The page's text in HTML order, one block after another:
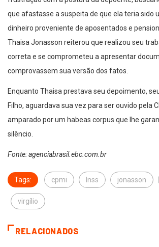
que afastasse a suspeita de que ela teria sido
dinheiro proveniente de aposentados e
Thaisa Jonasson reiterou que realizou seu
correta e se comprometeu a apresentar
comprovassem sua versão dos fatos.
Enquanto Thaisa prestava seu depoimento,
Filho, aguardava sua vez para ser ouvido pela
amparado por um habeas corpus que lhe
silêncio.
Fonte: agenciabrasil.ebc.com.br
Tags: cpmi Inss jonasson
virgílio
RELACIONADOS